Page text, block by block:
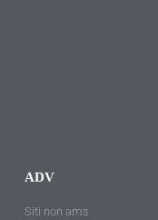
ADV
Siti non ams